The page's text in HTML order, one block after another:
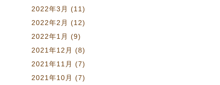
2022年3月 (11)
2022年2月 (12)
2022年1月 (9)
2021年12月 (8)
2021年11月 (7)
2021年10月 (7)